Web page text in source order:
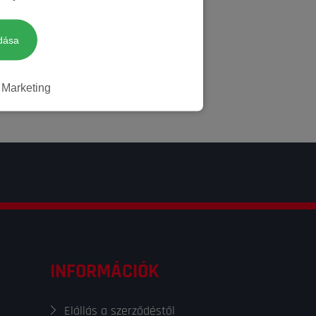
Marketing
INFORMÁCIÓK
Elállás a szerződéstől